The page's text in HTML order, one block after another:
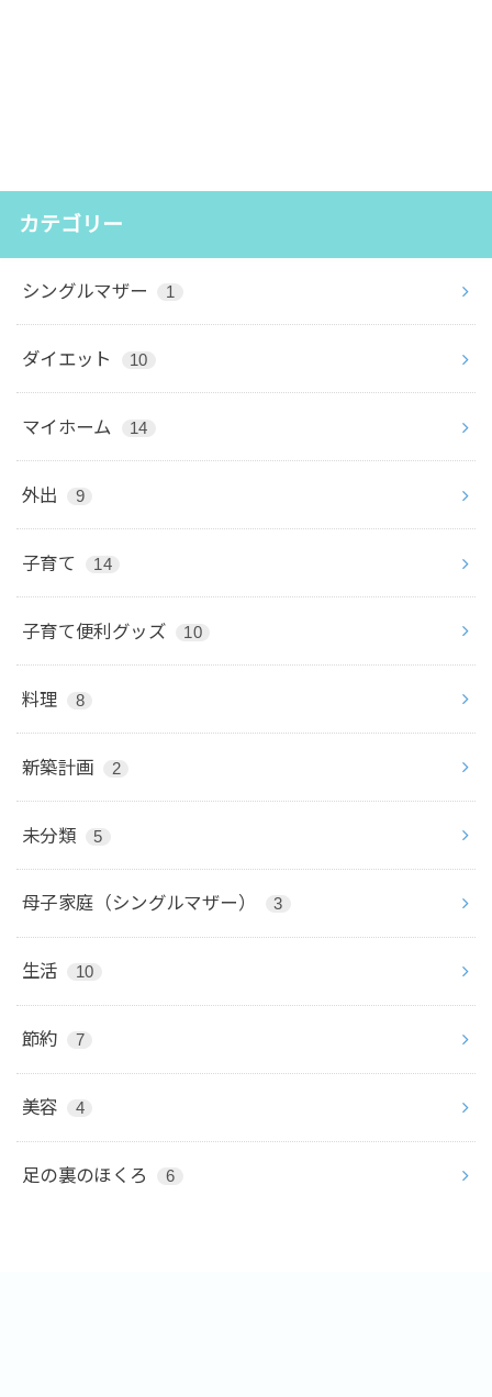
カテゴリー
シングルマザー 1
ダイエット 10
マイホーム 14
外出 9
子育て 14
子育て便利グッズ 10
料理 8
新築計画 2
未分類 5
母子家庭（シングルマザー） 3
生活 10
節約 7
美容 4
足の裏のほくろ 6